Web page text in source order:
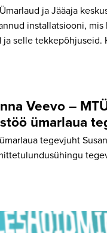
ja Jääaja
installatsiooni, mis
ja selle tekkepõhjuseid.
Veevo –
ümarlaua
tegevjuht